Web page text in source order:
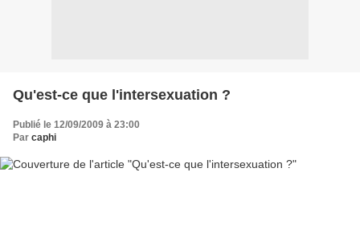
Qu'est-ce que l'intersexuation ?
Publié le 12/09/2009 à 23:00
Par caphi